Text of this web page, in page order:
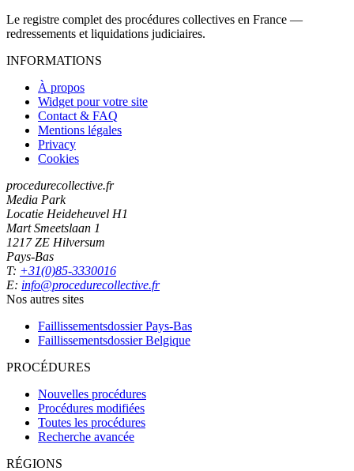
Le registre complet des procédures collectives en France —
redressements et liquidations judiciaires.
INFORMATIONS
À propos
Widget pour votre site
Contact & FAQ
Mentions légales
Privacy
Cookies
procedurecollective.fr
Media Park
Locatie Heideheuvel H1
Mart Smeetslaan 1
1217 ZE Hilversum
Pays-Bas
T: +31(0)85-3330016
E: info@procedurecollective.fr
Nos autres sites
Faillissementsdossier Pays-Bas
Faillissementsdossier Belgique
PROCÉDURES
Nouvelles procédures
Procédures modifiées
Toutes les procédures
Recherche avancée
RÉGIONS